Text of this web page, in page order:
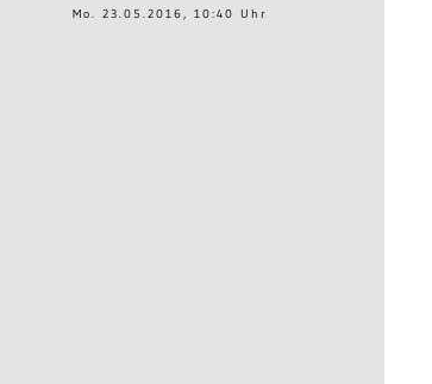
Mo. 23.05.2016, 10:40 Uhr